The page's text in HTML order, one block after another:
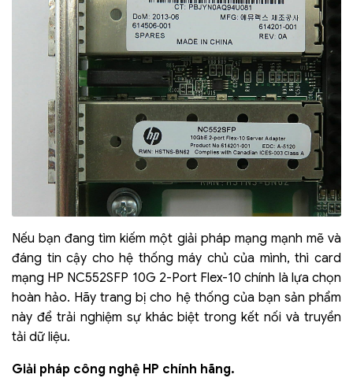
Nếu bạn đang tìm kiếm một giải pháp mạng mạnh mẽ và
đáng tin cậy cho hệ thống máy chủ của mình, thì card
mạng HP NC552SFP 10G 2-Port Flex-10 chính là lựa chọn
hoàn hảo. Hãy trang bị cho hệ thống của bạn sản phẩm
này để trải nghiệm sự khác biệt trong kết nối và truyền
tải dữ liệu.
Giải pháp công nghệ HP chính hãng.